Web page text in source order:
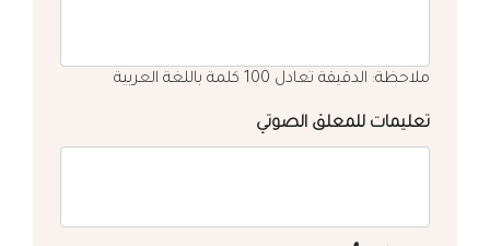
ملاحظة: الدقيقة تعادل 100 كلمة باللغة العربية
تعليمات للمعلق الصوتي